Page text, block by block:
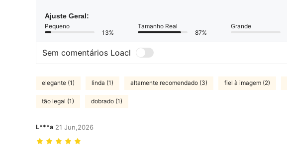
Ajuste Geral:
Pequeno
13%
Tamanho Real
87%
Grande
Sem comentários Loacl
elegante (1) linda (1) altamente recomendado (3) fiel à imagem (2)
tão legal (1) dobrado (1)
L***a 21 Jun,2026